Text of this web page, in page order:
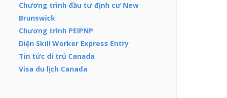
Chương trình đầu tư định cư New
Brunswick
Chương trình PEIPNP
Diện Skill Worker Express Entry
Tin tức di trú Canada
Visa du lịch Canada